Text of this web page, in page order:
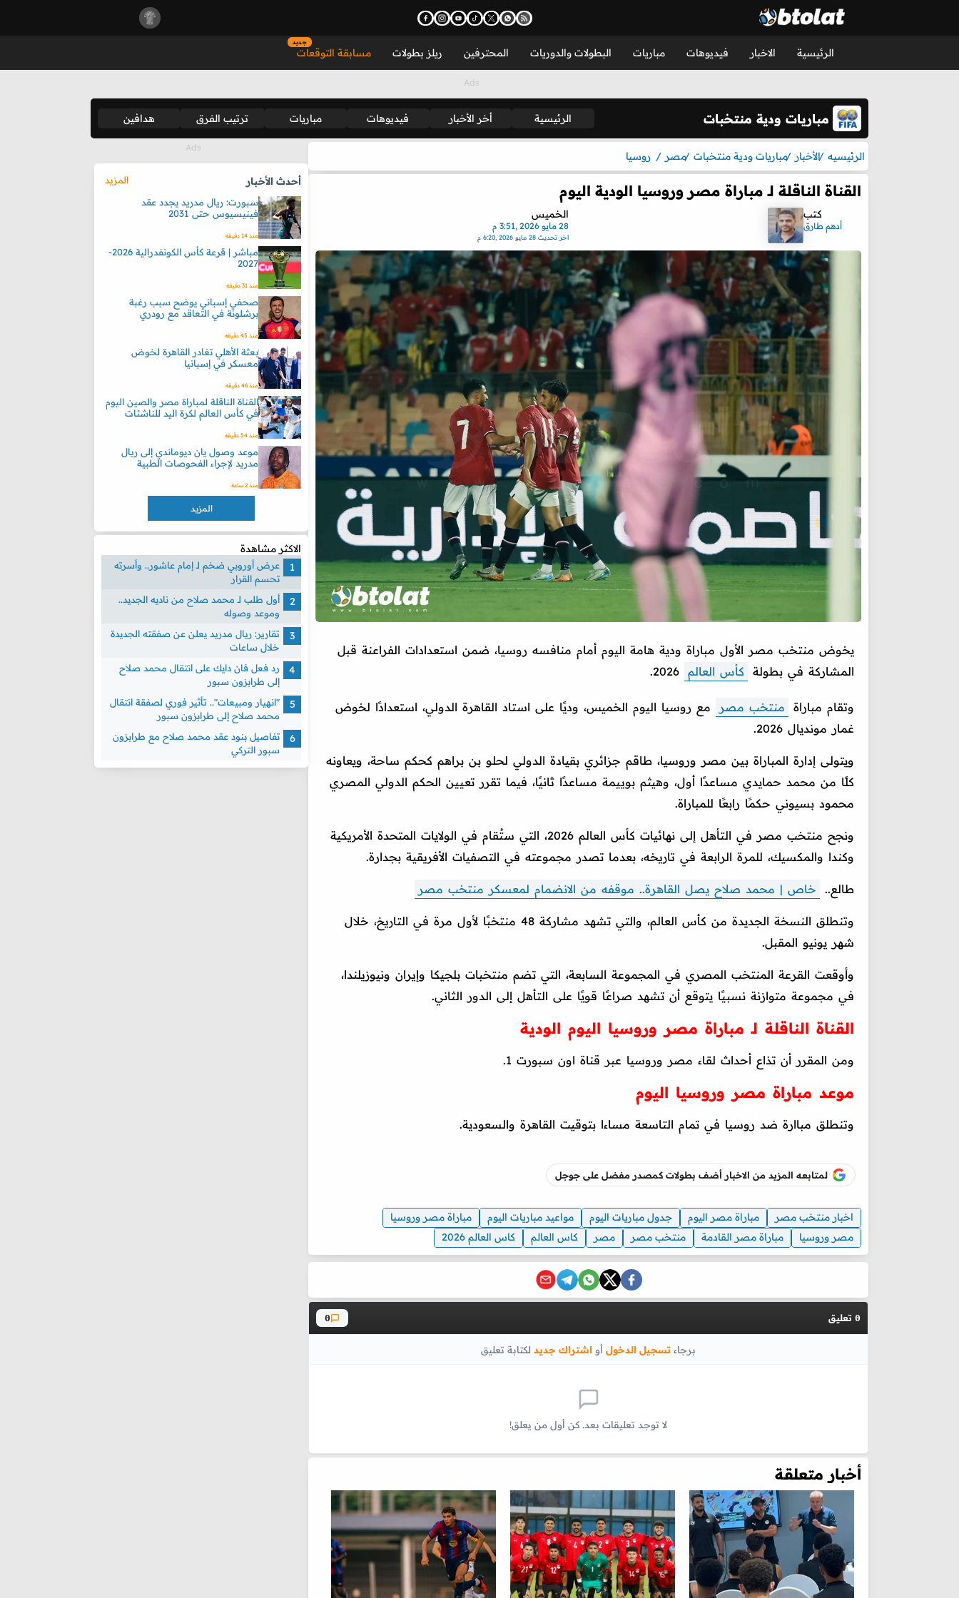
الرئيسية الاخبار فيديوهات مباريات البطولات والدوريات المحترفين ريلز بطولات مسابقة التوقعات
جديد
مباريات ودية منتخبات الرئيسية أخر الأخبار فيديوهات مباريات ترتيب الفرق هدافين
الرئيسيه الأخبار مباريات ودية منتخبات مصر روسيا
القناة الناقلة لـ مباراة مصر وروسيا الودية اليوم
كتب
أدهم طارق
الخميس
28 مايو 2026 ,3:51 م
اخر تحديث 28 مايو 2026 ,6:20 م
يخوض منتخب مصر الأول مباراة ودية هامة اليوم أمام منافسه روسيا، ضمن استعدادات الفراعنة قبل
المشاركة في بطولة
كأس العالم
وتقام مباراة منتخب مصر
مع روسيا اليوم الخميس، وديًا على استاد القاهرة الدولي، استعدادًا لخوض
غمار مونديال 2026.
ويتولى إدارة المباراة بين مصر وروسيا، طاقم جزائري بقيادة الدولي لحلو بن براهم كحكم ساحة، ويعاونه
كلًا من محمد حمايدي مساعدًا أول، وهيثم بوييمة مساعدًا ثانيًا، فيما تقرر تعيين الحكم الدولي المصري
محمود بسيوني حكمًا رابعًا للمباراة.
ونجح منتخب مصر في التأهل إلى نهائيات كأس العالم 2026، التي ستُقام في الولايات المتحدة الأمريكية
وكندا والمكسيك، للمرة الرابعة في تاريخه، بعدما تصدر مجموعته في التصفيات الأفريقية بجدارة.
طالع.. خاص | محمد صلاح يصل القاهرة.. موقفه من الانضمام لمعسكر منتخب مصر
وتنطلق النسخة الجديدة من كأس العالم، والتي تشهد مشاركة 48 منتخبًا لأول مرة في التاريخ، خلال
شهر يونيو المقبل.
وأوقعت القرعة المنتخب المصري في المجموعة السابعة، التي تضم منتخبات بلجيكا وإيران ونيوزيلندا،
في مجموعة متوازنة نسبيًا يتوقع أن تشهد صراعًا قويًا على التأهل إلى الدور الثاني.
القناة الناقلة لـ مباراة مصر وروسيا اليوم الودية
ومن المقرر أن تذاع أحداث لقاء مصر وروسيا عبر قناة اون سبورت 1.
موعد مباراة مصر وروسيا اليوم
وتنطلق مباارة ضد روسيا في تمام التاسعة مساءا بتوقيت القاهرة والسعودية.
لمتابعه المزيد من الاخبار أضف بطولات كمصدر مفضل على جوجل
اخبار منتخب مصر مباراة مصر اليوم جدول مباريات اليوم مواعيد مباريات اليوم
مباراة مصر وروسيا
مصر وروسيا
مباراة مصر القادمة منتخب مصر مصر كاس العالم كاس العالم 2026
0 تعليق 0
برجاء تسجيل الدخول أو اشتراك جديد لكتابة تعليق
لا توجد تعليقات بعد. كن أول من يعلق!
أخبار متعلقة
أحدث الأخبار
المزيد
سبورت: ريال مدريد يجدد عقد
فينيسيوس حتى 2031
منذ 14 دقيقه
مباشر | قرعة كأس الكونفدرالية 2026-
2027
منذ 31 دقيقه
صحفي إسباني يوضح سبب رغبة
برشلونة في التعاقد مع رودري
منذ 45 دقيقه
بعثة الأهلي تغادر القاهرة لخوض
معسكر في إسبانيا
منذ 46 دقيقه
القناة الناقلة لمباراة مصر والصين اليوم
في كأس العالم لكرة اليد للناشئات
منذ 54 دقيقه
موعد وصول يان ديوماندي إلى ريال
مدريد لإجراء الفحوصات الطبية
منذ 2 ساعة
المزيد
الاكثر مشاهدة
عرض أوروبي ضخم لـ إمام عاشور.. وأسرته
تحسم القرار
أول طلب لـ محمد صلاح من ناديه الجديد..
وموعد وصوله
تقارير: ريال مدريد يعلن عن صفقته الجديدة
خلال ساعات
رد فعل فان دايك على انتقال محمد صلاح
إلى طرابزون سبور
"انهيار ومبيعات".. تأثير فوري لصفقة انتقال
محمد صلاح إلى طرابزون سبور
تفاصيل بنود عقد محمد صلاح مع طرابزون
سبور التركي